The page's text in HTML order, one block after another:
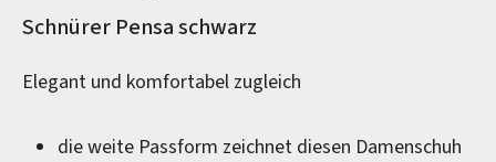
Produktinformationen
Schnürer Pensa schwarz
Elegant und komfortabel zugleich
die weite Passform zeichnet diesen Damenschuh